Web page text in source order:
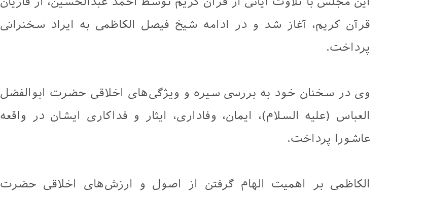
قرآن کریم، آغاز شد و در ادامه شیخ فیصل الکاظمی به ایراد سخنرانی
پرداخت.
وی در سخنان خود به بررسی سیره و ویژگی‌های اخلاقی حضرت ابوالفضل
العباس (علیه السلام)، ایمان، وفاداری، ایثار و فداکاری ایشان در واقعه
عاشورا پرداخت.
الکاظمی بر اهمیت الهام گرفتن از اصول و ارزش‌های اخلاقی حضرت